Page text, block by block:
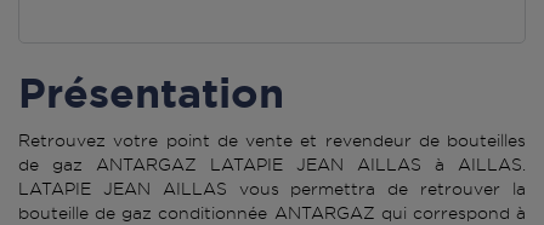
Présentation
Retrouvez votre point de vente et revendeur de bouteilles
de gaz ANTARGAZ LATAPIE JEAN AILLAS à AILLAS.
LATAPIE JEAN AILLAS vous permettra de retrouver la
bouteille de gaz conditionnée ANTARGAZ qui correspond à